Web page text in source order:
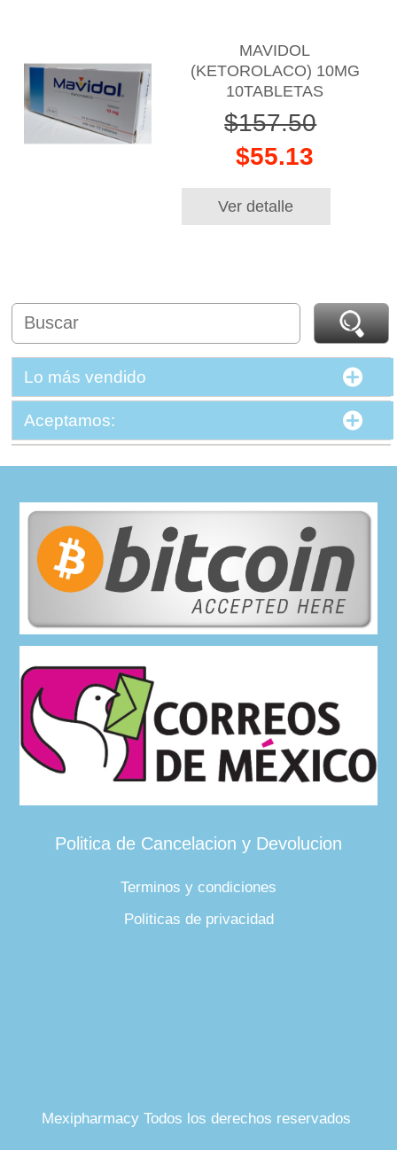
MAVIDOL
(KETOROLACO) 10MG
10TABLETAS
$157.50
$55.13
Ver detalle
Lo más vendido
Aceptamos:
Politica de Cancelacion y Devolucion
Terminos y condiciones
Politicas de privacidad
Mexipharmacy Todos los derechos reservados